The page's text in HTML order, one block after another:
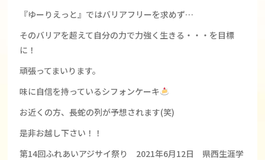
『ゆーりえっと』ではバリアフリーを求めず…
そのバリアを超えて自分の力で力強く生きる・・・を目標
に！
頑張ってまいります。
味に自信を持っているシフォンケーキ
お近くの方、長蛇の列が予想されます(笑)
是非お越し下さい！！
第14回ふれあいアジサイ祭り 2021年6月12日 県西生涯学